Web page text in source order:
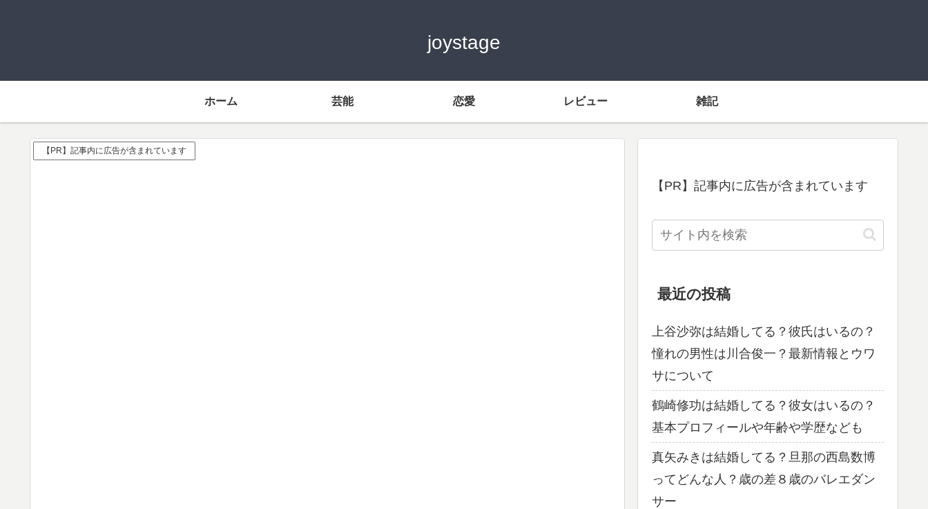
joystage
ホーム 芸能 恋愛 レビュー 雑記
【PR】記事内に広告が含まれています
【PR】記事内に広告が含まれています
最近の投稿
上谷沙弥は結婚してる？彼氏はいるの？
憧れの男性は川合俊一？最新情報とウワ
サについて
鶴崎修功は結婚してる？彼女はいるの？
基本プロフィールや年齢や学歴なども
真矢みきは結婚してる？旦那の西島数博
ってどんな人？歳の差８歳のバレエダン
サー